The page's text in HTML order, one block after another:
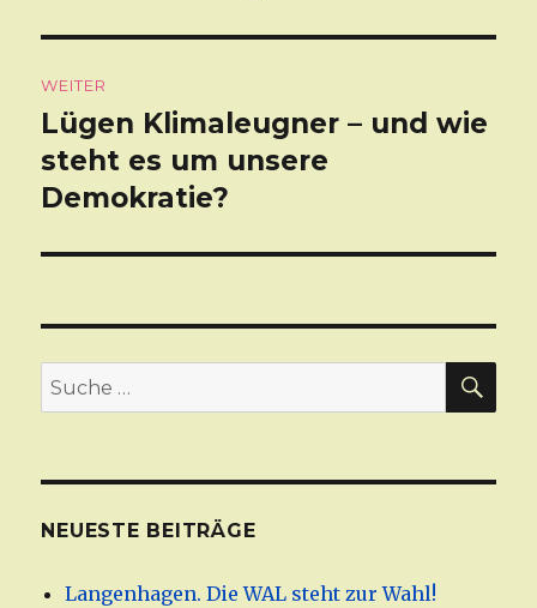
WEITER
Nächster
Beitrag:
Lügen Klimaleugner – und wie
steht es um unsere
Demokratie?
Suche
nach:
NEUESTE BEITRÄGE
Langenhagen. Die WAL steht zur Wahl!